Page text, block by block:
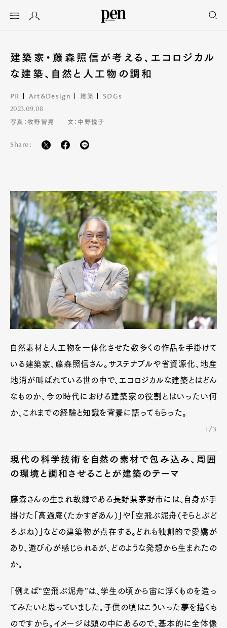
建築家・藤森照信が考える、エコロジカル
な建築、自然と人工物の調和
PR Art&Design 建築 SDGs
2023.09.08
写真：牧野智晃
文：中野悦子
Share:
自然素材と人工物を一体化させた数多くの作品を手掛けて
いる建築家、藤森照信さん。サステナブルや省資源化、地産
地消が叫ばれている世の中で、エコロジカルな建築とはどん
なものか、今の時代における建築家の役割とはいったい何
か、これまでの経験と知識を背景に語ってもらった。
1/3
現代の科学技術を自然の素材で包み込み、周囲
の環境と調和させることが建築のテーマ
藤森さんの生まれ故郷である長野県茅野市には、自身が手
掛けた「高過庵（たかすぎあん）」や「空飛ぶ泥舟（そらとぶど
ろぶね）」などの建築物が点在する。どれも独創的で愛嬌が
あり、遊び心が感じられるが、どのような発想から生まれたの
か。
「例えば“空飛ぶ泥舟”は、学生の頃から宙に浮くものを造っ
てみたいと思っていました。子供の頃はこういった夢を描くも
のですから。イメージは頭の中にあるので、基本的に全体像